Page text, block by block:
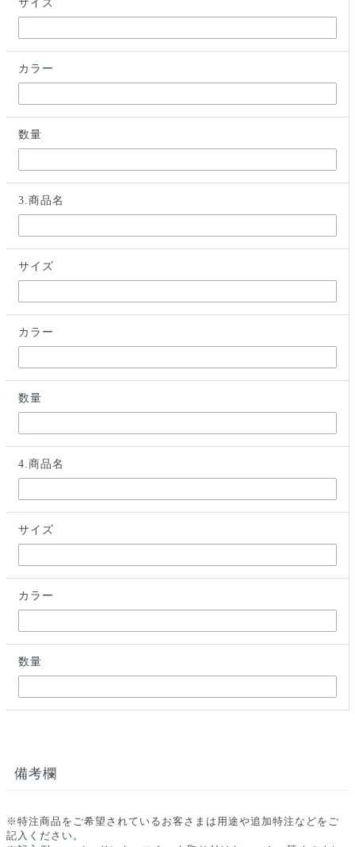
サイズ
カラー
数量
3.商品名
サイズ
カラー
数量
4.商品名
サイズ
カラー
数量
備考欄
※特注商品をご希望されているお客さまは用途や追加特注などをご
記入ください。